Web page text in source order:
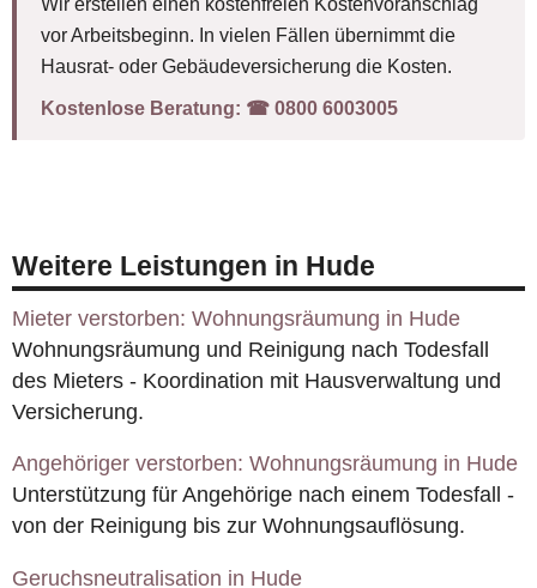
vor Arbeitsbeginn. In vielen Fällen übernimmt die
Hausrat- oder Gebäudeversicherung die Kosten.
Kostenlose Beratung: ☎︎ 0800 6003005
Weitere Leistungen in Hude
Mieter verstorben: Wohnungsräumung in Hude
Wohnungsräumung und Reinigung nach Todesfall
des Mieters - Koordination mit Hausverwaltung und
Versicherung.
Angehöriger verstorben: Wohnungsräumung in Hude
Unterstützung für Angehörige nach einem Todesfall -
von der Reinigung bis zur Wohnungsauflösung.
Geruchsneutralisation in Hude